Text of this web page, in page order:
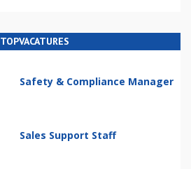
TOPVACATURES
Safety & Compliance Manager
Sales Support Staff